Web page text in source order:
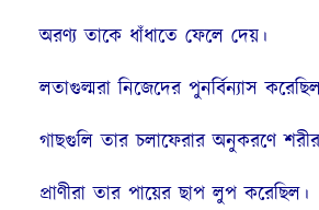
অরণ্য তাকে ধাঁধাতে ফেলে দেয়।
লতাগুল্মরা নিজেদের পুনর্বিন্যাস
গাছগুলি তার চলাফেরার অনুকরণে
প্রাণীরা তার পায়ের ছাপ লুপ করেছিল।